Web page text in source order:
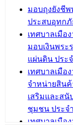
บทความ อื่นๆ ...
เทศบาลเมือ
ประชุมวิชา
นิทรรศการ
และรับรางวั
นวัตกรรมโ
ประชุมผู้เช่
ถนนเกษมสุ
บทความ อื่นๆ ...
มอบถุงยังชี
ประสบอุทกภั
เทศบาลเมือ
มอบเงินพร
แผ่นดิน ประจ
เทศบาลเมือ
จำหน่ายสิน
เสริมและส
ชุมชน ประจ
เทศบาลเมือ